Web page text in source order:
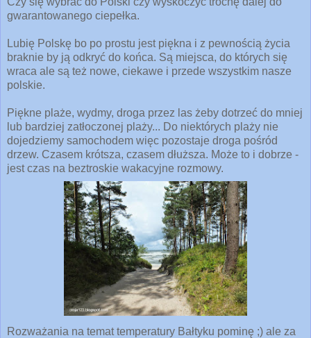
gwarantowanego ciepełka.
Lubię Polskę bo po prostu jest piękna i z pewnością życia
braknie by ją odkryć do końca. Są miejsca, do których się
wraca ale są też nowe, ciekawe i przede wszystkim nasze
polskie.
Piękne plaże, wydmy, droga przez las żeby dotrzeć do mniej
lub bardziej zatłoczonej plaży... Do niektórych plaży nie
dojedziemy samochodem więc pozostaje droga pośród
drzew. Czasem krótsza, czasem dłuższa. Może to i dobrze -
jest czas na beztroskie wakacyjne rozmowy.
Rozważania na temat temperatury Bałtyku pominę ;) ale za